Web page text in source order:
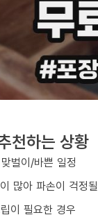
천하는 상황
벌이/바쁜 일정
많아 파손이 걱정
이 필요한 경우